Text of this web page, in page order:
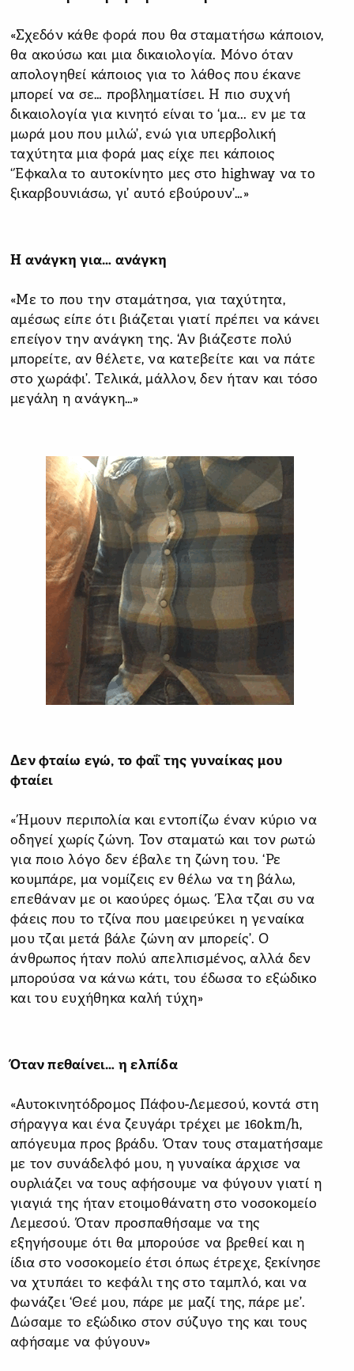
«Σχεδόν κάθε φορά που θα σταματήσω κάποιον,
θα ακούσω και μια δικαιολογία. Μόνο όταν
απολογηθεί κάποιος για το λάθος που έκανε
μπορεί να σε… προβληματίσει. Η πιο συχνή
δικαιολογία για κινητό είναι το ‘μα... εν με τα
μωρά μου που μιλώ’, ενώ για υπερβολική
ταχύτητα μια φορά μας είχε πει κάποιος
‘Έφκαλα το αυτοκίνητο μες στο highway να το
ξικαρβουνιάσω, γι’ αυτό εβούρουν’…»
Η ανάγκη για… ανάγκη
«Με το που την σταμάτησα, για ταχύτητα,
αμέσως είπε ότι βιάζεται γιατί πρέπει να κάνει
επείγον την ανάγκη της. ‘Αν βιάζεστε πολύ
μπορείτε, αν θέλετε, να κατεβείτε και να πάτε
στο χωράφι’. Τελικά, μάλλον, δεν ήταν και τόσο
μεγάλη η ανάγκη…»
Δεν φταίω εγώ, το φαΐ της γυναίκας μου
φταίει
«Ήμουν περιπολία και εντοπίζω έναν κύριο να
οδηγεί χωρίς ζώνη. Τον σταματώ και τον ρωτώ
για ποιο λόγο δεν έβαλε τη ζώνη του. ‘Ρε
κουμπάρε, μα νομίζεις εν θέλω να τη βάλω,
επεθάναν με οι καούρες όμως. Έλα τζαι συ να
φάεις που το τζίνα που μαειρεύκει η γεναίκα
μου τζαι μετά βάλε ζώνη αν μπορείς’. Ο
άνθρωπος ήταν πολύ απελπισμένος, αλλά δεν
μπορούσα να κάνω κάτι, του έδωσα το εξώδικο
και του ευχήθηκα καλή τύχη»
Όταν πεθαίνει… η ελπίδα
«Αυτοκινητόδρομος Πάφου-Λεμεσού, κοντά στη
σήραγγα και ένα ζευγάρι τρέχει με 160km/h,
απόγευμα προς βράδυ. Όταν τους σταματήσαμε
με τον συνάδελφό μου, η γυναίκα άρχισε να
ουρλιάζει να τους αφήσουμε να φύγουν γιατί η
γιαγιά της ήταν ετοιμοθάνατη στο νοσοκομείο
Λεμεσού. Όταν προσπαθήσαμε να της
εξηγήσουμε ότι θα μπορούσε να βρεθεί και η
ίδια στο νοσοκομείο έτσι όπως έτρεχε, ξεκίνησε
να χτυπάει το κεφάλι της στο ταμπλό, και να
φωνάζει ‘Θεέ μου, πάρε με μαζί της, πάρε με’.
Δώσαμε το εξώδικο στον σύζυγο της και τους
αφήσαμε να φύγουν»